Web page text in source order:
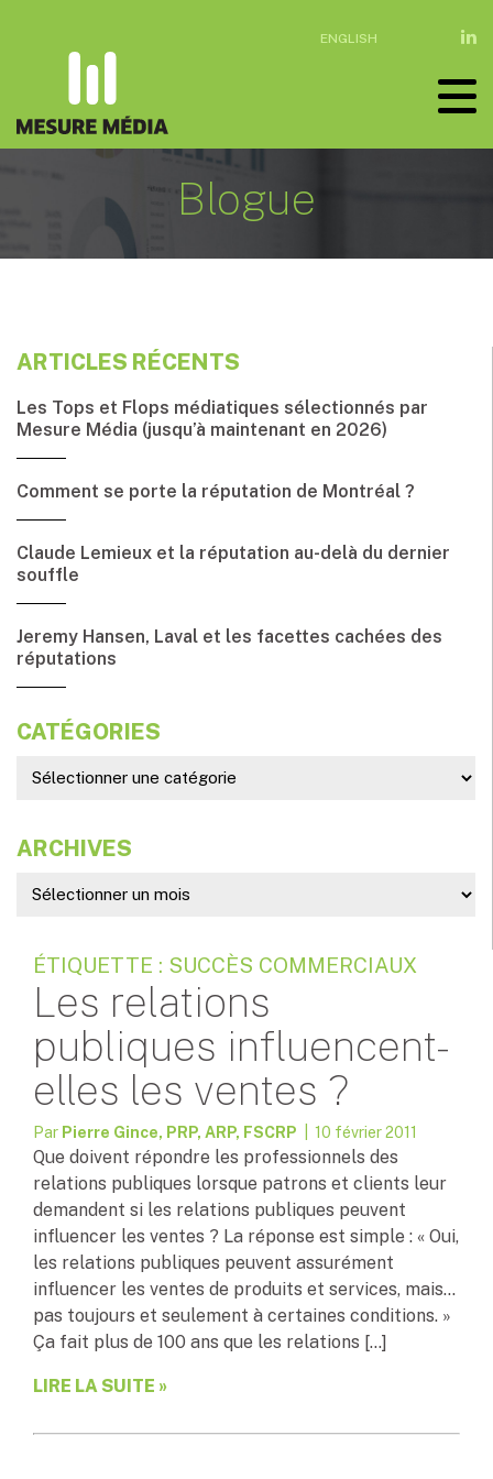
ENGLISH
Blogue
ARTICLES RÉCENTS
Les Tops et Flops médiatiques sélectionnés par
Mesure Média (jusqu’à maintenant en 2026)
Comment se porte la réputation de Montréal ?
Claude Lemieux et la réputation au-delà du dernier
souffle
Jeremy Hansen, Laval et les facettes cachées des
réputations
CATÉGORIES
ARCHIVES
ÉTIQUETTE : SUCCÈS COMMERCIAUX
Les relations
publiques influencent-
elles les ventes ?
Par Pierre Gince, PRP, ARP, FSCRP | 10 février 2011
Que doivent répondre les professionnels des
relations publiques lorsque patrons et clients leur
demandent si les relations publiques peuvent
influencer les ventes ? La réponse est simple : « Oui,
les relations publiques peuvent assurément
influencer les ventes de produits et services, mais…
pas toujours et seulement à certaines conditions. »
Ça fait plus de 100 ans que les relations […]
LIRE LA SUITE »